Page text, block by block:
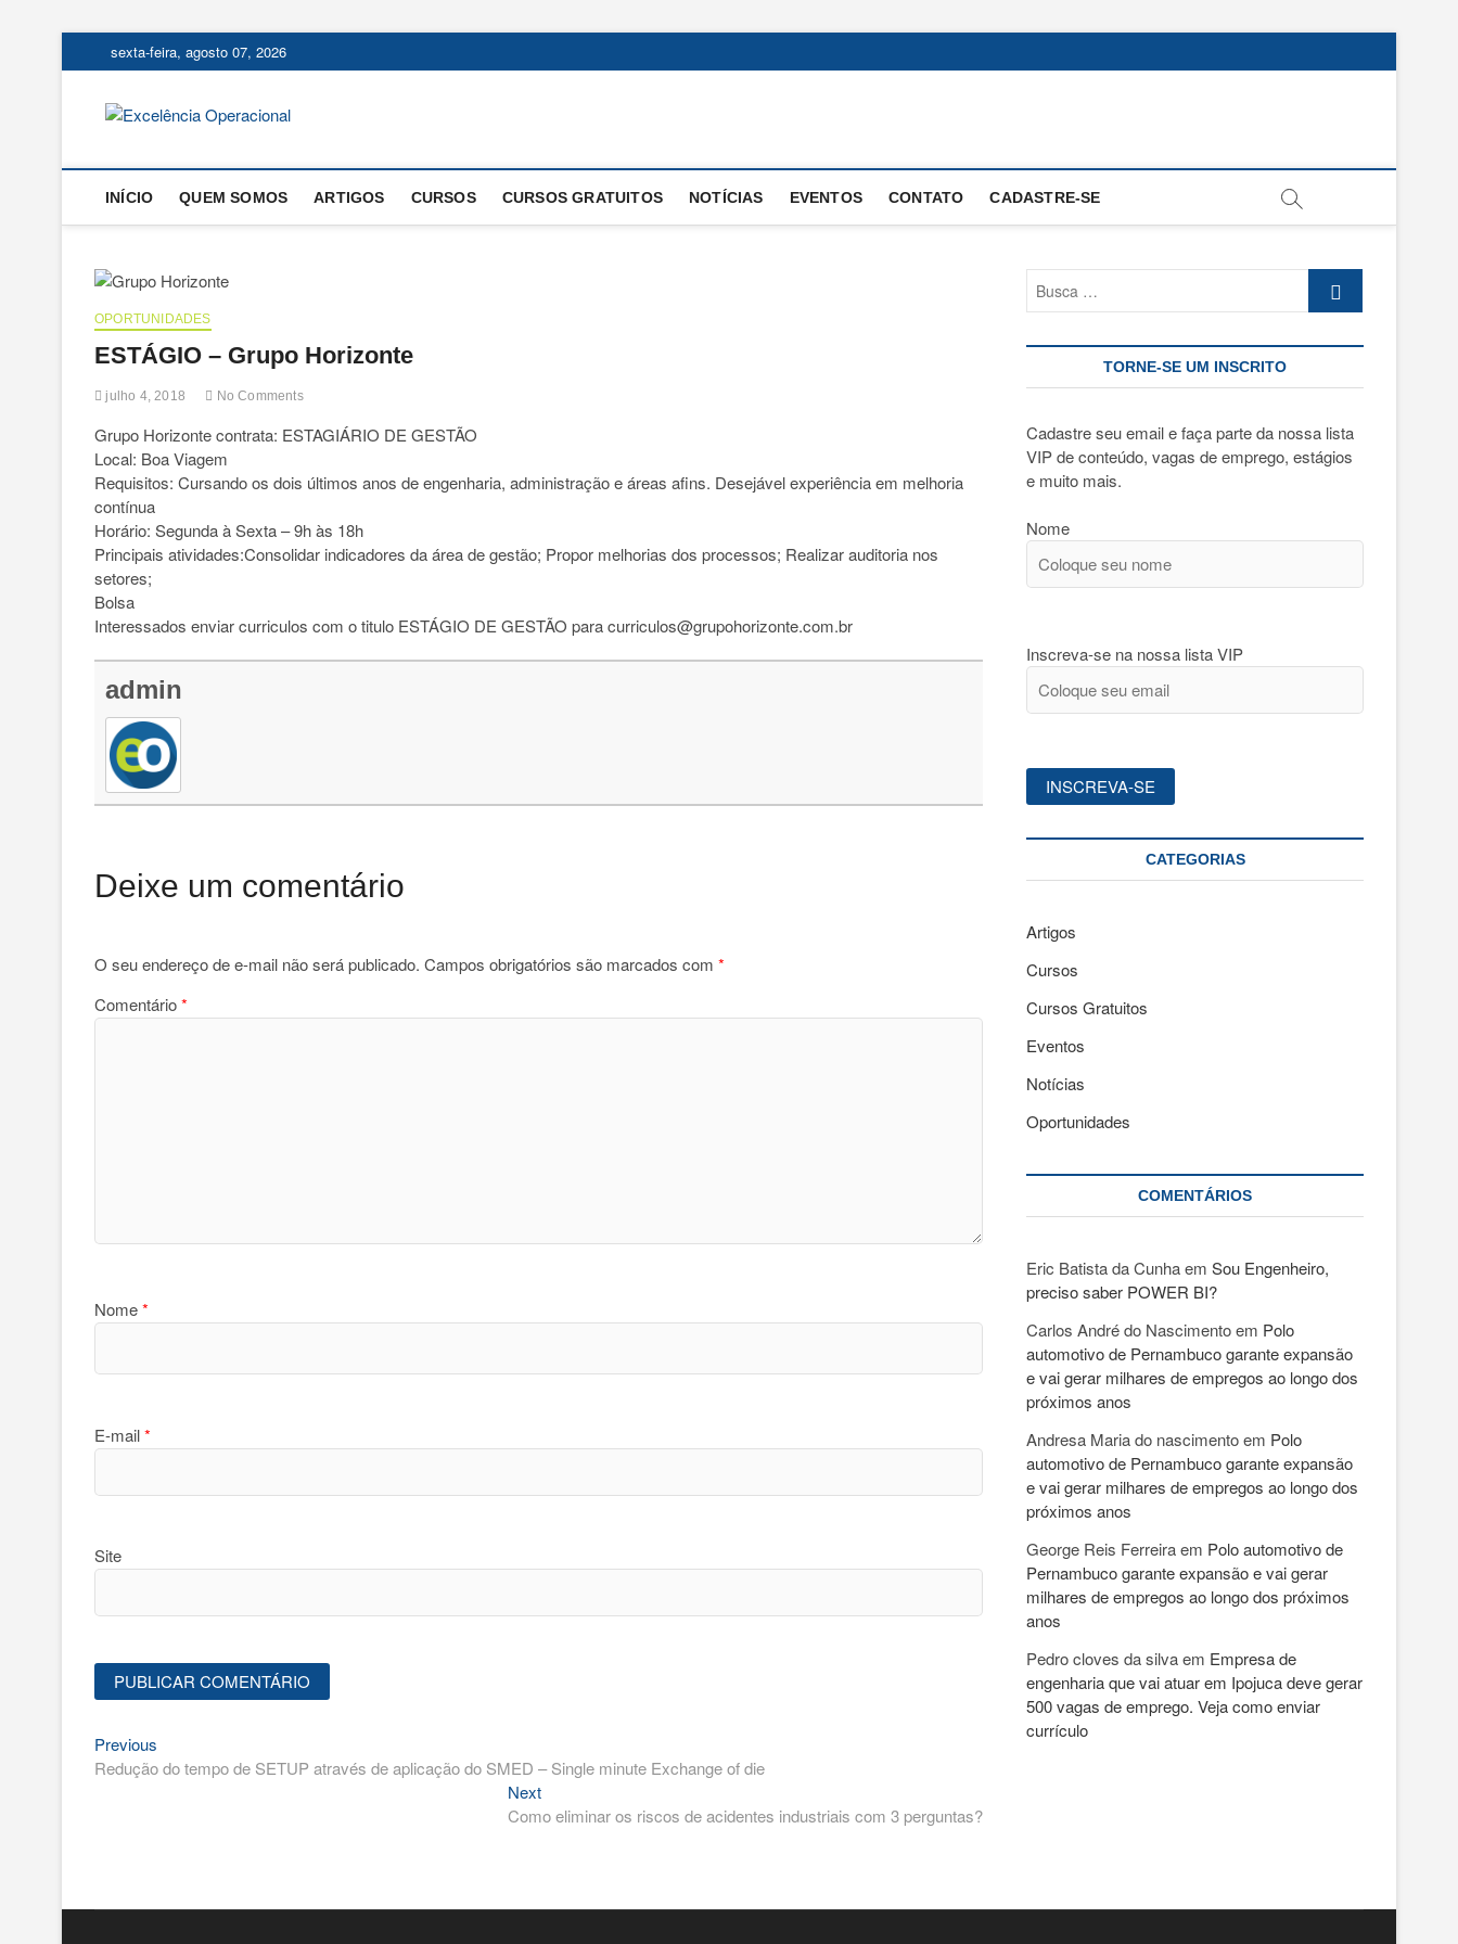
to
sexta-feira, agosto 07, 2026
INÍCIO QUEM SOMOS ARTIGOS CURSOS CURSOS GRATUITOS NOTÍCIAS EVENTOS CONTATO CADASTRE-SE
OPORTUNIDADES
ESTÁGIO – Grupo Horizonte
julho 4, 2018 No Comments
Grupo Horizonte contrata: ESTAGIÁRIO DE GESTÃO
Local: Boa Viagem
Requisitos: Cursando os dois últimos anos de engenharia, administração e áreas afins. Desejável experiência em melhoria
contínua
Horário: Segunda à Sexta – 9h às 18h
Principais atividades:Consolidar indicadores da área de gestão; Propor melhorias dos processos; Realizar auditoria nos
setores;
Bolsa
Interessados enviar curriculos com o titulo ESTÁGIO DE GESTÃO para curriculos@grupohorizonte.com.br
admin
Deixe um comentário
O seu endereço de e-mail não será publicado. Campos obrigatórios são marcados com *
Comentário*
Nome*
E-mail*
Site
Navegação
de
Previous
post:
Redução do tempo de SETUP através de aplicação do SMED – Single minute Exchange of die
NextNext
post:
Como eliminar os riscos de acidentes industriais com 3 perguntas?
TORNE-SE UM INSCRITO
Cadastre seu email e faça parte da nossa lista
VIP de conteúdo, vagas de emprego, estágios
e muito mais.
Nome
Inscreva-se na nossa lista VIP
CATEGORIAS
Artigos
Cursos
Cursos Gratuitos
Eventos
Notícias
Oportunidades
COMENTÁRIOS
Eric Batista da Cunhaem Sou Engenheiro,
preciso saber POWER BI?
Carlos André do Nascimentoem Polo
automotivo de Pernambuco garante expansão
e vai gerar milhares de empregos ao longo dos
próximos anos
Andresa Maria do nascimentoem Polo
automotivo de Pernambuco garante expansão
e vai gerar milhares de empregos ao longo dos
próximos anos
George Reis Ferreiraem Polo automotivo de
Pernambuco garante expansão e vai gerar
milhares de empregos ao longo dos próximos
anos
Pedro cloves da silvaem Empresa de
engenharia que vai atuar em Ipojuca deve gerar
500 vagas de emprego. Veja como enviar
currículo